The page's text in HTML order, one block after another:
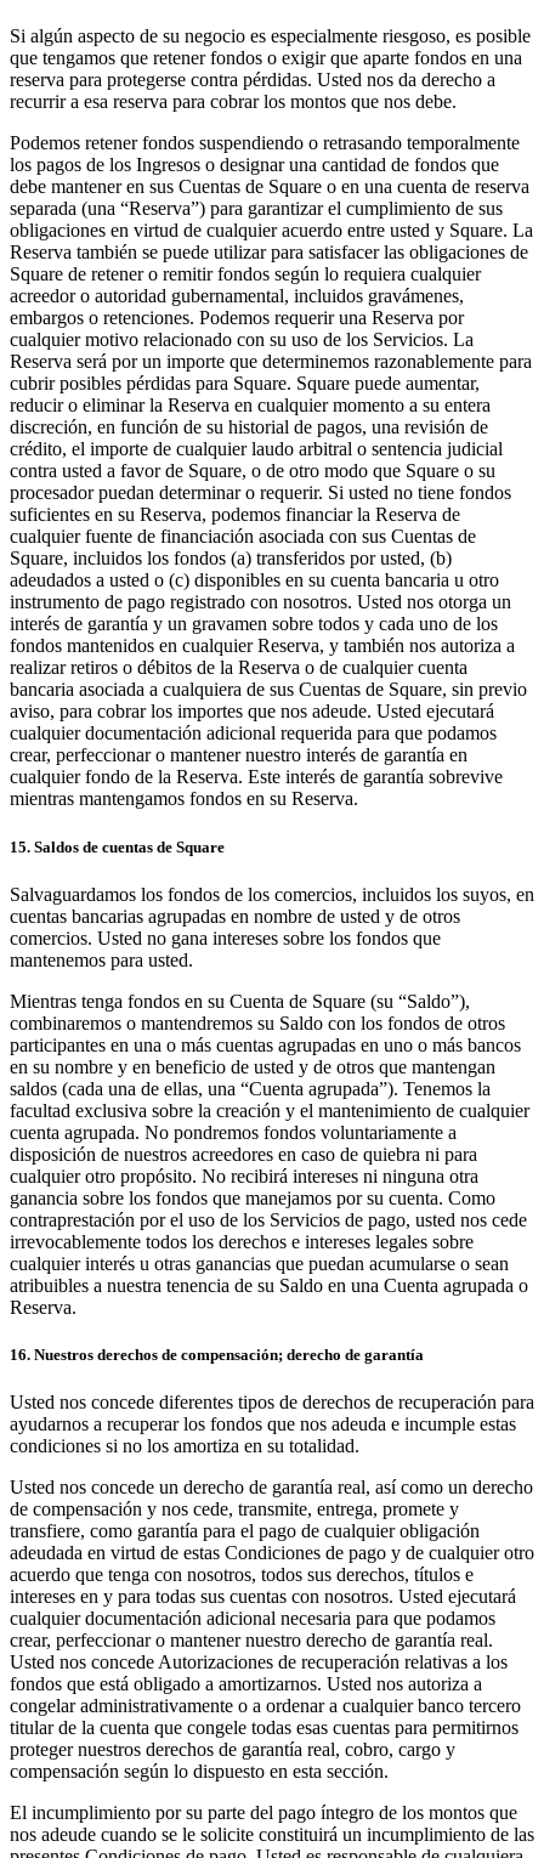
Si algún aspecto de su negocio es especialmente riesgoso, es posible
que tengamos que retener fondos o exigir que aparte fondos en una
reserva para protegerse contra pérdidas. Usted nos da derecho a
recurrir a esa reserva para cobrar los montos que nos debe.
Podemos retener fondos suspendiendo o retrasando temporalmente
los pagos de los Ingresos o designar una cantidad de fondos que
debe mantener en sus Cuentas de Square o en una cuenta de reserva
separada (una “Reserva”) para garantizar el cumplimiento de sus
obligaciones en virtud de cualquier acuerdo entre usted y Square. La
Reserva también se puede utilizar para satisfacer las obligaciones de
Square de retener o remitir fondos según lo requiera cualquier
acreedor o autoridad gubernamental, incluidos gravámenes,
embargos o retenciones. Podemos requerir una Reserva por
cualquier motivo relacionado con su uso de los Servicios. La
Reserva será por un importe que determinemos razonablemente para
cubrir posibles pérdidas para Square. Square puede aumentar,
reducir o eliminar la Reserva en cualquier momento a su entera
discreción, en función de su historial de pagos, una revisión de
crédito, el importe de cualquier laudo arbitral o sentencia judicial
contra usted a favor de Square, o de otro modo que Square o su
procesador puedan determinar o requerir. Si usted no tiene fondos
suficientes en su Reserva, podemos financiar la Reserva de
cualquier fuente de financiación asociada con sus Cuentas de
Square, incluidos los fondos (a) transferidos por usted, (b)
adeudados a usted o (c) disponibles en su cuenta bancaria u otro
instrumento de pago registrado con nosotros. Usted nos otorga un
interés de garantía y un gravamen sobre todos y cada uno de los
fondos mantenidos en cualquier Reserva, y también nos autoriza a
realizar retiros o débitos de la Reserva o de cualquier cuenta
bancaria asociada a cualquiera de sus Cuentas de Square, sin previo
aviso, para cobrar los importes que nos adeude. Usted ejecutará
cualquier documentación adicional requerida para que podamos
crear, perfeccionar o mantener nuestro interés de garantía en
cualquier fondo de la Reserva. Este interés de garantía sobrevive
mientras mantengamos fondos en su Reserva.
15. Saldos de cuentas de Square
Salvaguardamos los fondos de los comercios, incluidos los suyos, en
cuentas bancarias agrupadas en nombre de usted y de otros
comercios. Usted no gana intereses sobre los fondos que
mantenemos para usted.
Mientras tenga fondos en su Cuenta de Square (su “Saldo”),
combinaremos o mantendremos su Saldo con los fondos de otros
participantes en una o más cuentas agrupadas en uno o más bancos
en su nombre y en beneficio de usted y de otros que mantengan
saldos (cada una de ellas, una “Cuenta agrupada”). Tenemos la
facultad exclusiva sobre la creación y el mantenimiento de cualquier
cuenta agrupada. No pondremos fondos voluntariamente a
disposición de nuestros acreedores en caso de quiebra ni para
cualquier otro propósito. No recibirá intereses ni ninguna otra
ganancia sobre los fondos que manejamos por su cuenta. Como
contraprestación por el uso de los Servicios de pago, usted nos cede
irrevocablemente todos los derechos e intereses legales sobre
cualquier interés u otras ganancias que puedan acumularse o sean
atribuibles a nuestra tenencia de su Saldo en una Cuenta agrupada o
Reserva.
16. Nuestros derechos de compensación; derecho de garantía
Usted nos concede diferentes tipos de derechos de recuperación para
ayudarnos a recuperar los fondos que nos adeuda e incumple estas
condiciones si no los amortiza en su totalidad.
Usted nos concede un derecho de garantía real, así como un derecho
de compensación y nos cede, transmite, entrega, promete y
transfiere, como garantía para el pago de cualquier obligación
adeudada en virtud de estas Condiciones de pago y de cualquier otro
acuerdo que tenga con nosotros, todos sus derechos, títulos e
intereses en y para todas sus cuentas con nosotros. Usted ejecutará
cualquier documentación adicional necesaria para que podamos
crear, perfeccionar o mantener nuestro derecho de garantía real.
Usted nos concede Autorizaciones de recuperación relativas a los
fondos que está obligado a amortizarnos. Usted nos autoriza a
congelar administrativamente o a ordenar a cualquier banco tercero
titular de la cuenta que congele todas esas cuentas para permitirnos
proteger nuestros derechos de garantía real, cobro, cargo y
compensación según lo dispuesto en esta sección.
El incumplimiento por su parte del pago íntegro de los montos que
nos adeude cuando se le solicite constituirá un incumplimiento de las